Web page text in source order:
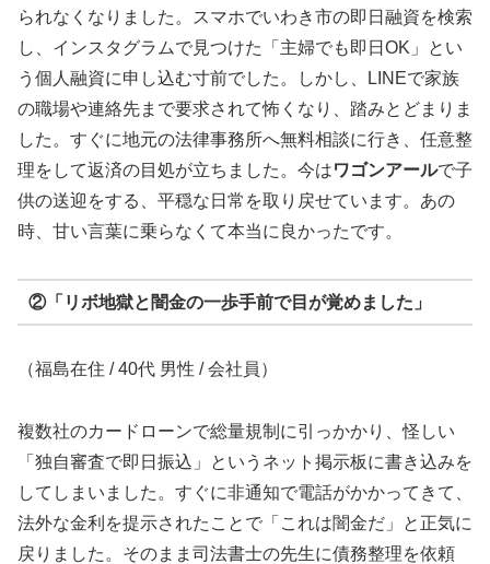
られなくなりました。スマホでいわき市の即日融資を検索
し、インスタグラムで見つけた「主婦でも即日OK」とい
う個人融資に申し込む寸前でした。しかし、LINEで家族
の職場や連絡先まで要求されて怖くなり、踏みとどまりま
した。すぐに地元の法律事務所へ無料相談に行き、任意整
理をして返済の目処が立ちました。今はワゴンアールで子
供の送迎をする、平穏な日常を取り戻せています。あの
時、甘い言葉に乗らなくて本当に良かったです。
②「リボ地獄と闇金の一歩手前で目が覚めました」
（福島在住 / 40代 男性 / 会社員）
複数社のカードローンで総量規制に引っかかり、怪しい
「独自審査で即日振込」というネット掲示板に書き込みを
してしまいました。すぐに非通知で電話がかかってきて、
法外な金利を提示されたことで「これは闇金だ」と正気に
戻りました。そのまま司法書士の先生に債務整理を依頼